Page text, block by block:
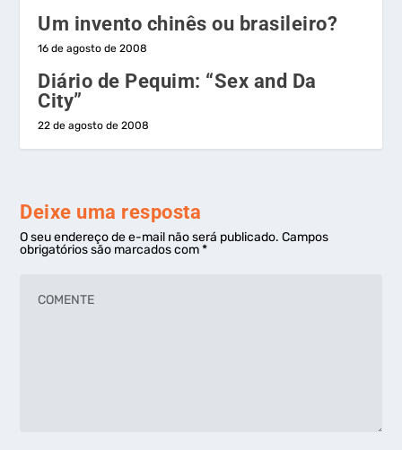
Um invento chinês ou brasileiro?
16 de agosto de 2008
Diário de Pequim: “Sex and Da
City”
22 de agosto de 2008
Deixe uma resposta
O seu endereço de e-mail não será publicado. Campos
obrigatórios são marcados com*